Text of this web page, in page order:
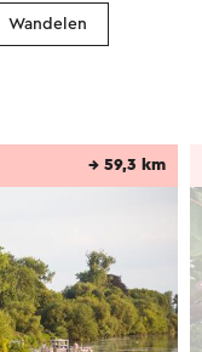
Wandelen
→ 59,3 km